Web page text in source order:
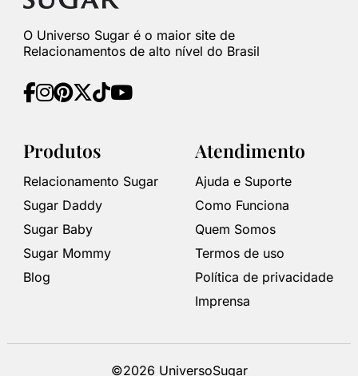
O Universo Sugar é o maior site de
Relacionamentos de alto nível do Brasil
Produtos
Relacionamento Sugar
Sugar Daddy
Sugar Baby
Sugar Mommy
Blog
Atendimento
Ajuda e Suporte
Como Funciona
Quem Somos
Termos de uso
Política de privacidade
Imprensa
©2026 UniversoSugar